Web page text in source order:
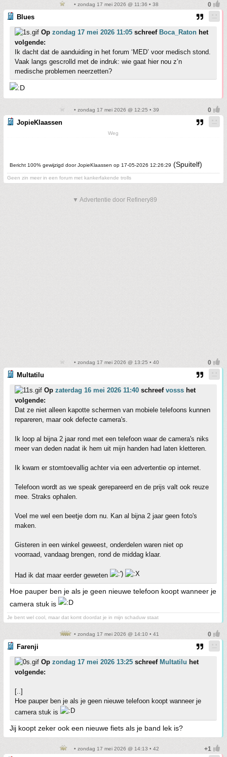
• zondag 17 mei 2026 @ 11:36 • 38
Blues
Op zondag 17 mei 2026 11:05 schreef Boca_Raton het
volgende:
Ik dacht dat de aanduiding in het forum ‘MED’ voor medisch stond.
Vaak langs gescrolld met de indruk: wie gaat hier nou z’n
medische problemen neerzetten?
• zondag 17 mei 2026 @ 12:25 • 39
JopieKlaassen
Weg
Bericht 100% gewijzigd door JopieKlaassen op 17-05-2026 12:26:29 (Spuitelf)
Geen zin meer in een forum met kankerfakende trolls
▼ Advertentie door Refinery89
• zondag 17 mei 2026 @ 13:25 • 40
Multatilu
Op zaterdag 16 mei 2026 11:40 schreef vosss het
volgende:
Dat ze niet alleen kapotte schermen van mobiele telefoons kunnen
repareren, maar ook defecte camera's.
Ik loop al bijna 2 jaar rond met een telefoon waar de camera's niks
meer van deden nadat ik hem uit mijn handen had laten kletteren.
Ik kwam er stomtoevallig achter via een advertentie op internet.
Telefoon wordt as we speak gerepareerd en de prijs valt ook reuze
mee. Straks ophalen.
Voel me wel een beetje dom nu. Kan al bijna 2 jaar geen foto's
maken.
Gisteren in een winkel geweest, onderdelen waren niet op
voorraad, vandaag brengen, rond de middag klaar.
Had ik dat maar eerder geweten
Hoe pauper ben je als je geen nieuwe telefoon koopt wanneer je
camera stuk is
Je bent wel cool, maar dat komt doordat je in mijn schaduw staat
• zondag 17 mei 2026 @ 14:10 • 41
Farenji
Op zondag 17 mei 2026 13:25 schreef Multatilu het
volgende:
[..]
Hoe pauper ben je als je geen nieuwe telefoon koopt wanneer je
camera stuk is
Jij koopt zeker ook een nieuwe fiets als je band lek is?
• zondag 17 mei 2026 @ 14:13 • 42